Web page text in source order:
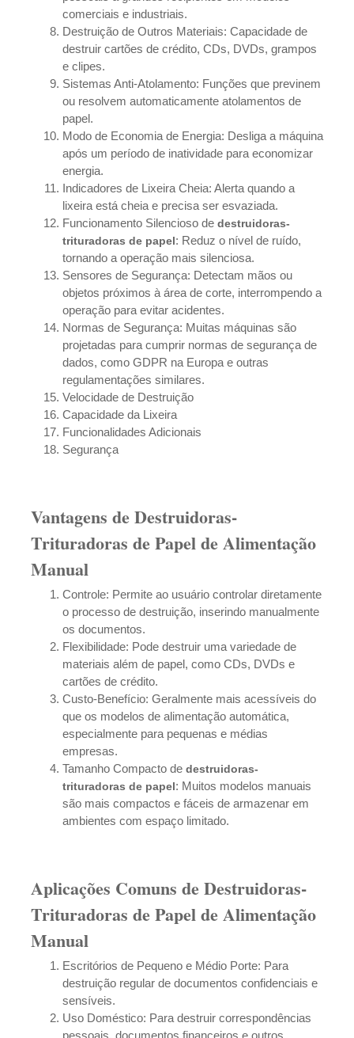
comerciais e industriais.
Destruição de Outros Materiais: Capacidade de
destruir cartões de crédito, CDs, DVDs, grampos
e clipes.
Sistemas Anti-Atolamento: Funções que previnem
ou resolvem automaticamente atolamentos de
papel.
Modo de Economia de Energia: Desliga a máquina
após um período de inatividade para economizar
energia.
Indicadores de Lixeira Cheia: Alerta quando a
lixeira está cheia e precisa ser esvaziada.
Funcionamento Silencioso de destruidoras-
trituradoras de papel: Reduz o nível de ruído,
tornando a operação mais silenciosa.
Sensores de Segurança: Detectam mãos ou
objetos próximos à área de corte, interrompendo a
operação para evitar acidentes.
Normas de Segurança: Muitas máquinas são
projetadas para cumprir normas de segurança de
dados, como GDPR na Europa e outras
regulamentações similares.
Velocidade de Destruição
Capacidade da Lixeira
Funcionalidades Adicionais
Segurança
Vantagens de Destruidoras-
Trituradoras de Papel de Alimentação
Manual
Controle: Permite ao usuário controlar diretamente
o processo de destruição, inserindo manualmente
os documentos.
Flexibilidade: Pode destruir uma variedade de
materiais além de papel, como CDs, DVDs e
cartões de crédito.
Custo-Benefício: Geralmente mais acessíveis do
que os modelos de alimentação automática,
especialmente para pequenas e médias
empresas.
Tamanho Compacto de destruidoras-
trituradoras de papel: Muitos modelos manuais
são mais compactos e fáceis de armazenar em
ambientes com espaço limitado.
Aplicações Comuns de Destruidoras-
Trituradoras de Papel de Alimentação
Manual
Escritórios de Pequeno e Médio Porte: Para
destruição regular de documentos confidenciais e
sensíveis.
Uso Doméstico: Para destruir correspondências
pessoais, documentos financeiros e outros